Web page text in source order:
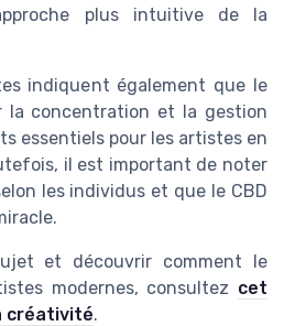
plus intuitive de la
indiquent également que le
la concentration et la gestion
essentiels pour les artistes en
il est important de noter
les individus et que le CBD
et découvrir comment le
modernes, consultez cet
créativité.